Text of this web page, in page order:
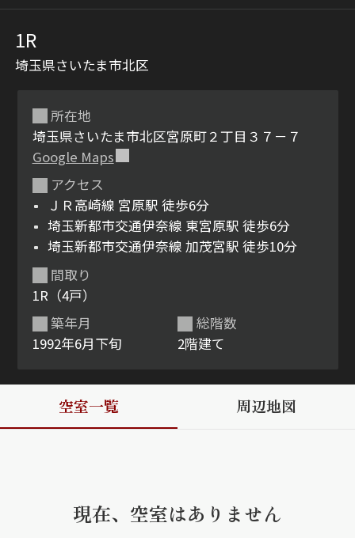
シャーメゾンとは
ン
ルームツアー 動画ギャラリー
ShaMaison STYLE
シャーメゾンライフサポート
1R
埼玉県さいたま市北区
所在地
埼玉県さいたま市北区宮原町２丁目３７－７
Google Maps
アクセス
ＪＲ高崎線 宮原駅 徒歩6分
埼玉新都市交通伊奈線 東宮原駅 徒歩6分
埼玉新都市交通伊奈線 加茂宮駅 徒歩10分
築年月
1992年6月下旬
間取り
1R（4戸）
総階数
2階建て
空室一覧 周辺地図
現在、空室はありません